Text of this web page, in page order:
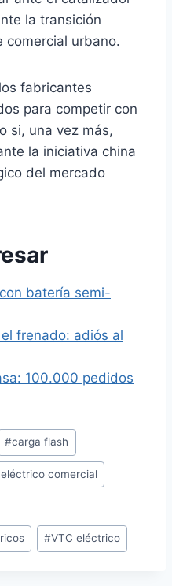
la transición
comercial urbano.
fabricantes
para competir con
si, una vez más,
la iniciativa china
del mercado
batería semi-
frenado: adiós al
100.000 pedidos
#carga flash
comercial
#VTC eléctrico